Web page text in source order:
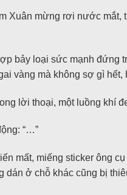
Xuân mừng rơi nước
bảy loại sức mạnh đứng
vàng mà không sợ gì
lời thoại, một luồng khí
“…”
mất, miếng sticker ông
dán ở chỗ khác cũng bị